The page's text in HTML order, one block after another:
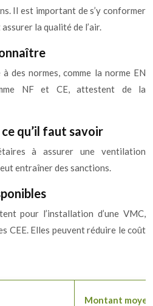
Il est important de s’y conformer
la qualité de l’air.
des normes, comme la norme EN
NF et CE, attestent de la
qu’il faut savoir
à assurer une ventilation
entraîner des sanctions.
pour l’installation d’une VMC,
CEE. Elles peuvent réduire le coût
Montant moyen